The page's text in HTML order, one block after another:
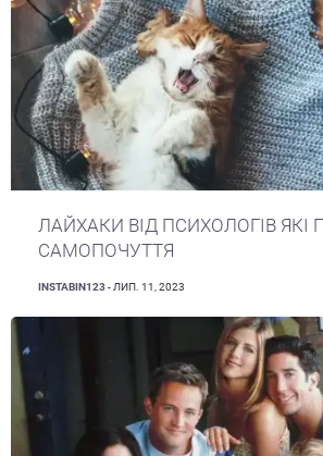
ЛАЙХАКИ ВІД ПСИХОЛОГІВ ЯКІ
САМОПОЧУТТЯ
INSTABIN123 - ЛИП. 11, 2023